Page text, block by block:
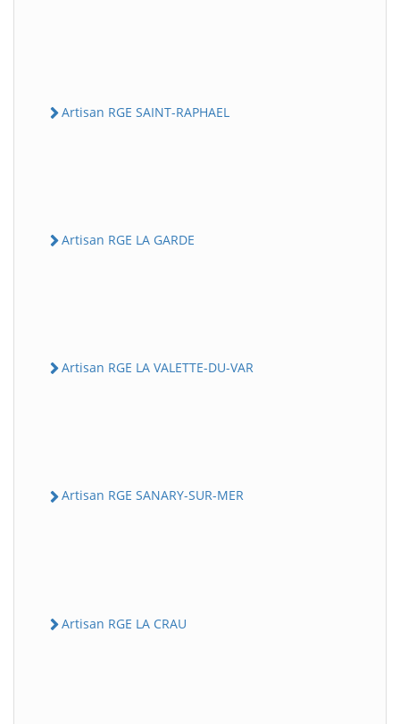
Artisan RGE SAINT-RAPHAEL
Artisan RGE LA GARDE
Artisan RGE LA VALETTE-DU-VAR
Artisan RGE SANARY-SUR-MER
Artisan RGE LA CRAU